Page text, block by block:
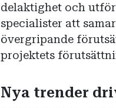
delaktighet och
specialister att
övergripande
projektets
Nya trender